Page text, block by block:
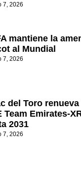
7, 2026
mantiene la
al Mundial
7, 2026
del Toro
Team Emirates-
2031
7, 2026